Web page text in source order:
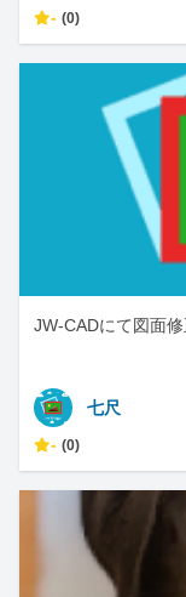
- (0)
JW-CADにて図面修
七尺
- (0)